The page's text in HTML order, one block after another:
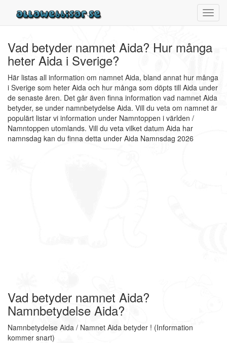
Vad betyder namnet Aida? Hur många
heter Aida i Sverige?
Här listas all information om namnet Aida, bland annat hur många
i Sverige som heter Aida och hur många som döpts till Aida under
de senaste åren. Det går även finna information vad namnet Aida
betyder, se under namnbetydelse Aida. Vill du veta om namnet är
populärt listar vi information under Namntoppen i världen /
Namntoppen utomlands. Vill du veta vilket datum Aida har
namnsdag kan du finna detta under Aida Namnsdag 2026
Vad betyder namnet Aida?
Namnbetydelse Aida?
Namnbetydelse Aida / Namnet Aida betyder ! (Information
kommer snart)